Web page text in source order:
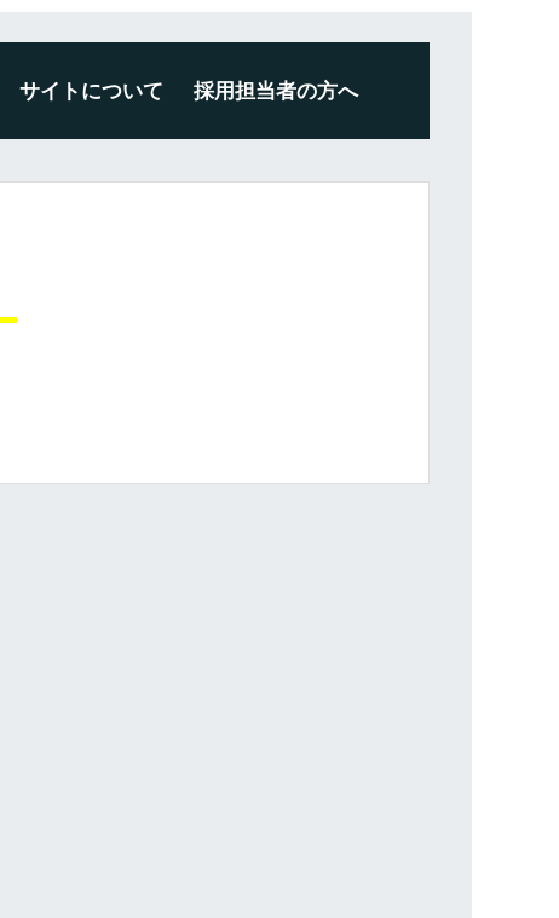
サイトについて 採用担当者の方へ